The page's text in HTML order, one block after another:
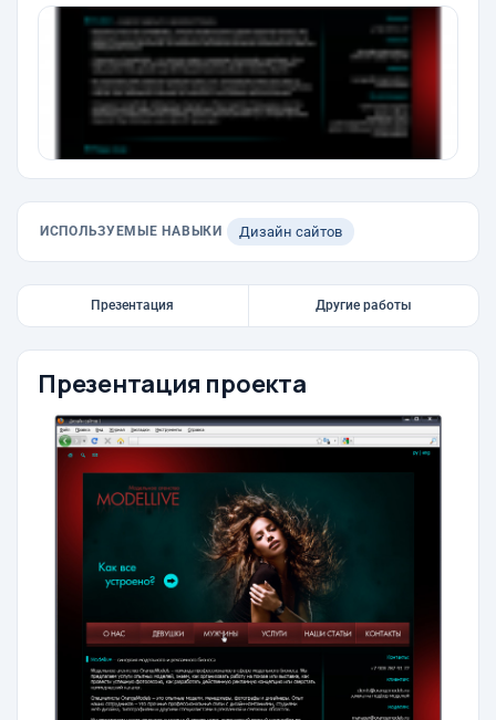
ИСПОЛЬЗУЕМЫЕ НАВЫКИ Дизайн сайтов
Презентация Другие работы
Презентация проекта